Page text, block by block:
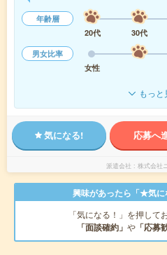
年齢層
20代
30代
男女比率
女性
もっと
気になる! 応募へ
派遣会社 株式会社
興味があったら「★気に
「気になる！」を押して
「面談確約」 や 「応募